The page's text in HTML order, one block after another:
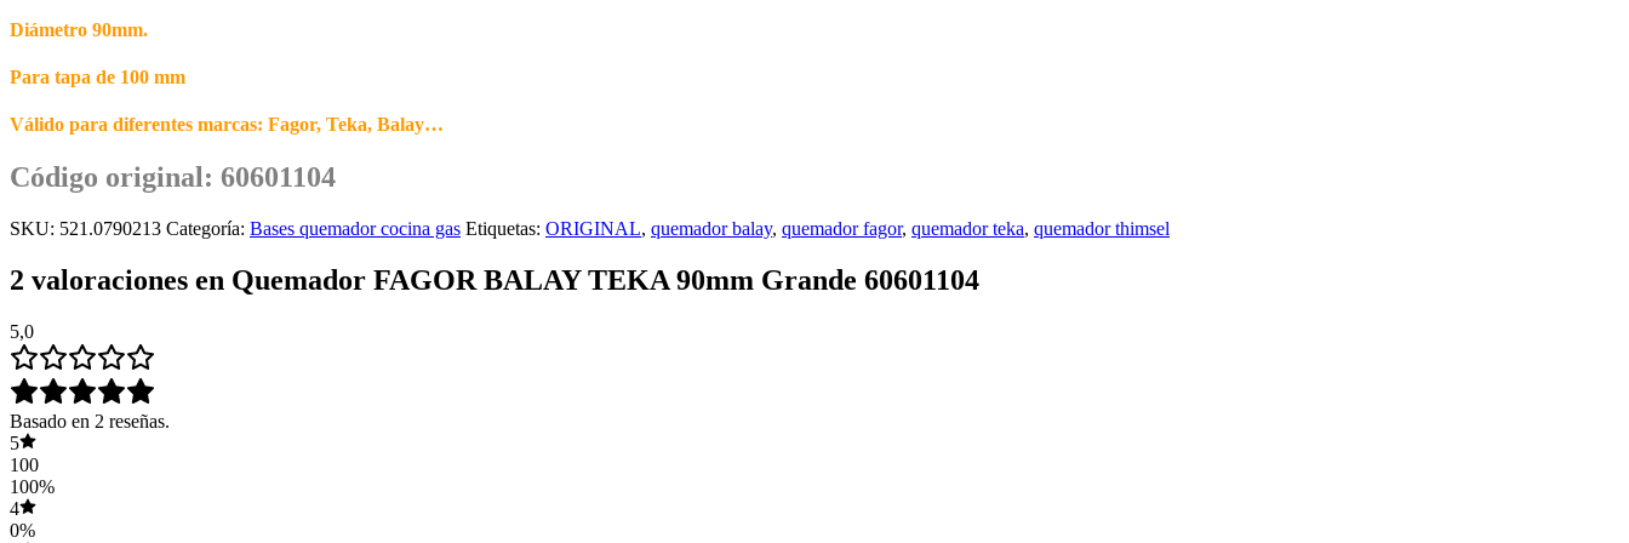
Diámetro 90mm.
Para tapa de 100 mm
Válido para diferentes marcas: Fagor, Teka, Balay…
Código original: 60601104
SKU: 521.0790213 Categoría: Bases quemador cocina gas Etiquetas: ORIGINAL, quemador balay, quemador fagor, quemador teka, quemador thimsel
2 valoraciones en Quemador FAGOR BALAY TEKA 90mm Grande 60601104
5,0
Basado en 2 reseñas.
5
100
100%
4
0%